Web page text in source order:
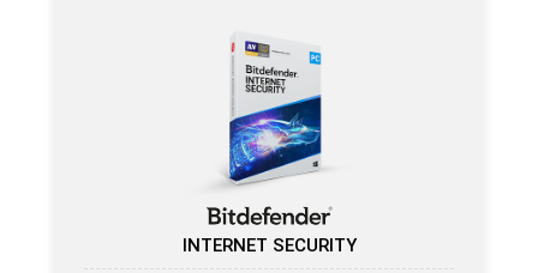
INTERNET SECURITY